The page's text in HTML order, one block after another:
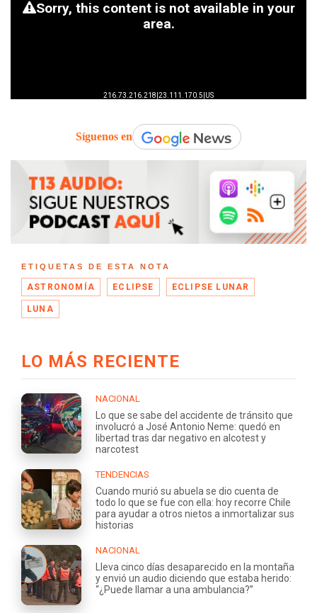
Síguenos en
ETIQUETAS DE ESTA NOTA
ASTRONOMÍA ECLIPSE ECLIPSE LUNAR
LUNA
LO MÁS RECIENTE
NACIONAL
Lo que se sabe del accidente de tránsito que
involucró a José Antonio Neme: quedó en
libertad tras dar negativo en alcotest y
narcotest
TENDENCIAS
Cuando murió su abuela se dio cuenta de
todo lo que se fue con ella: hoy recorre Chile
para ayudar a otros nietos a inmortalizar sus
historias
NACIONAL
Lleva cinco días desaparecido en la montaña
y envió un audio diciendo que estaba herido:
“¿Puede llamar a una ambulancia?”